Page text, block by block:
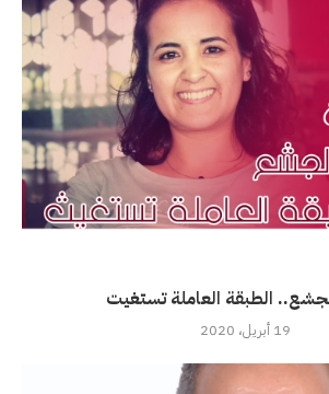
الطبقة العاملة تستغيت
19 أبريل، 2020